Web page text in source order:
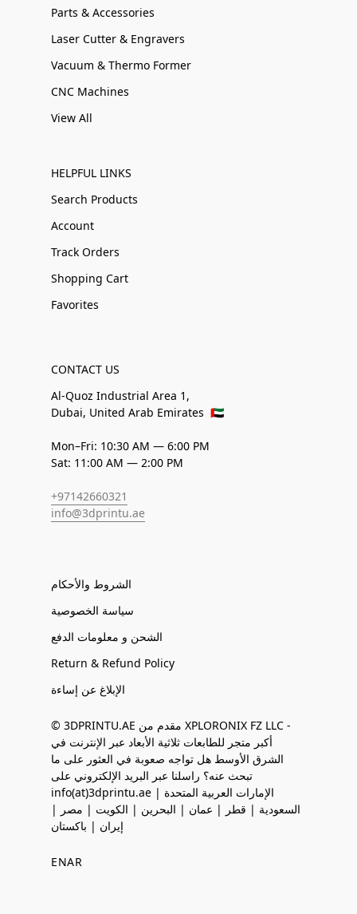
Parts & Accessories
Laser Cutter & Engravers
Vacuum & Thermo Former
CNC Machines
View All
HELPFUL LINKS
Search Products
Account
Track Orders
Shopping Cart
Favorites
CONTACT US
Al-Quoz Industrial Area 1,
Dubai, United Arab Emirates 🇦🇪
Mon–Fri: 10:30 AM — 6:00 PM
Sat: 11:00 AM — 2:00 PM
+97142660321
info@3dprintu.ae
الشروط والأحكام
سياسة الخصوصية
الشحن و معلومات الدفع
Return & Refund Policy
الإبلاغ عن إساءة
© 3DPRINTU.AE مقدم من XPLORONIX FZ LLC -
أكبر متجر للطابعات ثلاثية الأبعاد عبر الإنترنت في
الشرق الأوسط هل تواجه صعوبة في العثور على ما
تبحث عنه؟ راسلنا عبر البريد الإلكتروني على
info(at)3dprintu.ae الإمارات العربية المتحدة |
السعودية | قطر | عمان | البحرين | الكويت | مصر |
إيران | باكستان
ENAR